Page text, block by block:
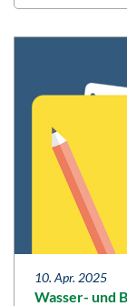
10. Apr. 2025
Wasser- und